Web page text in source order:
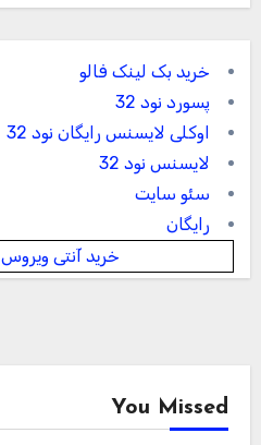
خرید بک لینک فالو
پسورد نود 32
اوکلی لایسنس رایگان نود 32
لایسنس نود 32
سئو سایت
رایگان
خرید آنتی ویروس Kaspersky
You Missed